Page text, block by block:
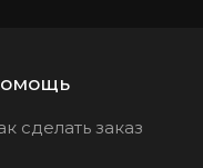
сделать заказ